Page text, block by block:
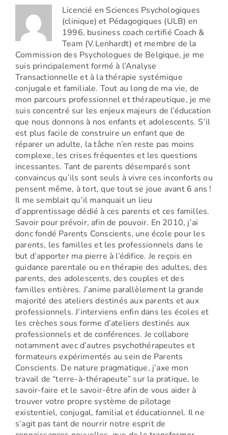
Licencié en Sciences Psychologiques
(clinique) et Pédagogiques (ULB) en
1996, business coach certifié Coach &
Team (V.Lenhardt) et membre de la
Commission des Psychologues de Belgique, je me
suis principalement formé à l’Analyse
Transactionnelle et à la thérapie systémique
conjugale et familiale. Tout au long de ma vie, de
mon parcours professionnel et thérapeutique, je me
suis concentré sur les enjeux majeurs de l’éducation
que nous donnons à nos enfants et adolescents. S’il
est plus facile de construire un enfant que de
réparer un adulte, la tâche n’en reste pas moins
complexe, les crises fréquentes et les questions
incessantes. Tant de parents désemparés sont
convaincus qu’ils sont seuls à vivre ces inconforts ou
pensent même, à tort, que tout se joue avant 6 ans !
Il me semblait qu’il manquait un lieu
d’apprentissage dédié à ces parents et ces familles.
Savoir pour prévoir, afin de pouvoir. En 2010, j’ai
donc fondé Parents Conscients, une école pour les
parents, les familles et les professionnels dans le
but d’apporter ma pierre à l’édifice. Je reçois en
guidance parentale ou en thérapie des adultes, des
parents, des adolescents, des couples et des
familles entières. J’anime parallèlement la grande
majorité des ateliers destinés aux parents et aux
professionnels. J’interviens enfin dans les écoles et
les crèches sous forme d’ateliers destinés aux
professionnels et de conférences. Je collabore
notamment avec d’autres psychothérapeutes et
formateurs expérimentés au sein de Parents
Conscients. De nature pragmatique, j’axe mon
travail de “terre-à-thérapeute” sur la pratique, le
savoir-faire et le savoir-être afin de vous aider à
trouver votre propre système de pilotage
existentiel, conjugal, familial et éducationnel. Il ne
s’agit pas tant de nourrir notre esprit de